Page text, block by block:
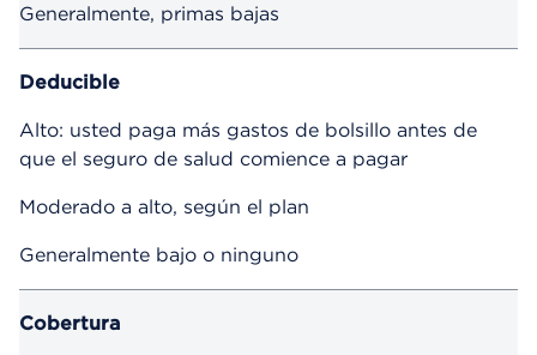
Generalmente, primas bajas
Deducible
Alto: usted paga más gastos de bolsillo antes de
que el seguro de salud comience a pagar
Moderado a alto, según el plan
Generalmente bajo o ninguno
Cobertura